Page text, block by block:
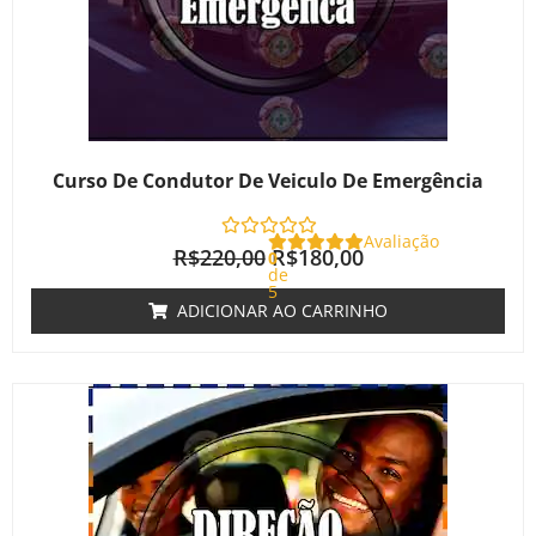
Curso De Condutor De Veiculo De Emergência
Avaliação
0
de
5
R$220,00 R$180,00
ADICIONAR AO CARRINHO